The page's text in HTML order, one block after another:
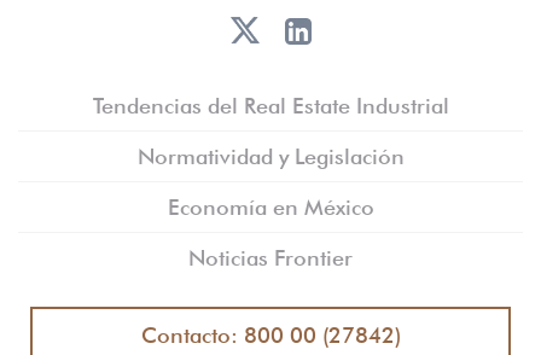
Tendencias del Real Estate Industrial
Normatividad y Legislación
Economía en México
Noticias Frontier
Contacto: 800 00 (27842)